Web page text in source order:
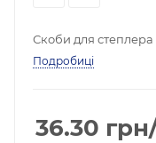
Скоби для степлера
Подробиці
36.30 грн